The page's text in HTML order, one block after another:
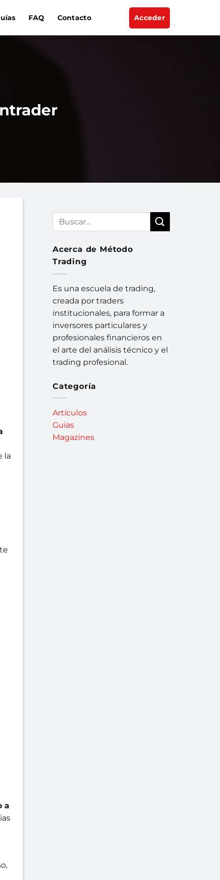
FAQ Contacto Acceder
la
a
Acerca de Método
Trading
Es una escuela de trading,
creada por traders
institucionales, para formar a
inversores particulares y
profesionales financieros en
el arte del análisis técnico y el
trading profesional.
Categoría
Artículos
Guias
Magazines